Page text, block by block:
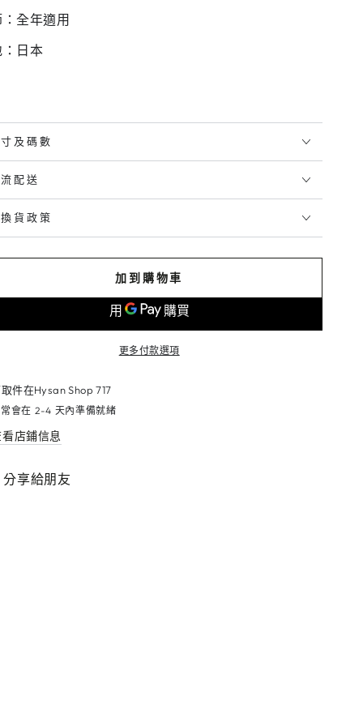
全年適用
日本
及碼數
配送
貨政策
加到購物車
更多付款選項
件在Hysan Shop 717
會在 2-4 天內準備就緒
店鋪信息
分享給朋友